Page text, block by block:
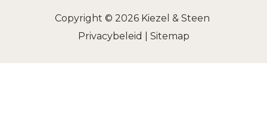
Copyright © 2026 Kiezel & Steen
Privacybeleid
Sitemap